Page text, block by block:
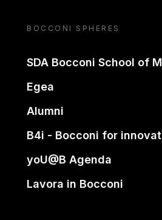
BOCCONI SPHERES
SDA Bocconi School of
Egea
Alumni
B4i - Bocconi for
yoU@B Agenda
Lavora in Bocconi